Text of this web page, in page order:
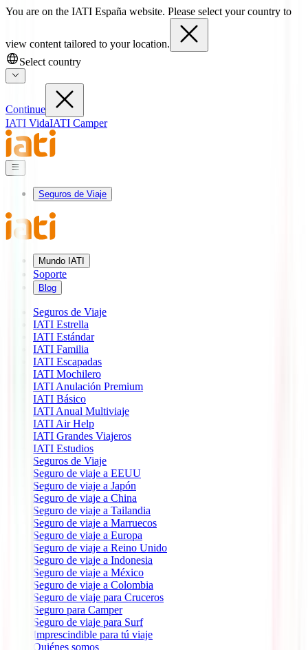
You are on the IATI España website. Please select your country to
view content tailored to your location.
Select country
Continue
IATI VidaIATI Camper
Seguros de Viaje
Mundo IATI
Soporte
Blog
Seguros de Viaje
IATI Estrella
IATI Estándar
IATI Familia
IATI Escapadas
IATI Mochilero
IATI Anulación Premium
IATI Básico
IATI Anual Multiviaje
IATI Air Help
IATI Grandes Viajeros
IATI Estudios
Seguros de Viaje
Seguro de viaje a EEUU
Seguro de viaje a Japón
Seguro de viaje a China
Seguro de viaje a Tailandia
Seguro de viaje a Marruecos
Seguro de viaje a Europa
Seguro de viaje a Reino Unido
Seguro de viaje a Indonesia
Seguro de viaje a México
Seguro de viaje a Colombia
Seguro de viaje para Cruceros
Seguro para Camper
Seguro de viaje para Surf
Imprescindible para tú viaje
Quiénes somos